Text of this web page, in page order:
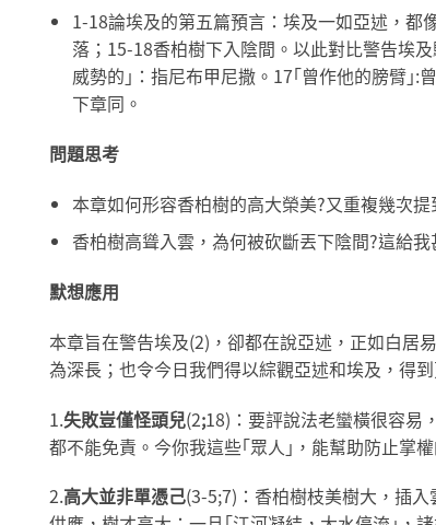
1-18論埃及的第五篇預言：埃及一如亞述，
落；15-18香柏樹下入陰間。以此對比警告埃
威勢的｣：指尼布甲尼撒。17｢曾作他的膀臂｣:
下章同。
問題思考
本章如何形容香柏樹的高大榮美?又重複幾次提
香柏樹高聳入雲，為何被砍斷丟下陰間?這給我
默想應用
本章旨在警告埃及(2)，卻都在說亞述，正如白居
為深長；也令今日我們得以綜觀亞述和埃及，得到
1.失敗豈僅怪頭兒(2;18)：要評說法老蠻橫很容易
都不能免責。今你我這些｢眾人｣，能幫助防止掌
2.高大並非單憑己(3-5;7)：香柏樹枝美樹大，插